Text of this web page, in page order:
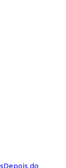
Depois do